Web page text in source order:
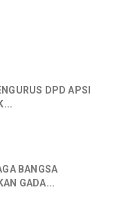
DPD APSI
BANGSA
GADA...